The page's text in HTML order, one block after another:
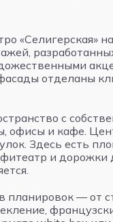
«Селигерская»
отделаны
с
офисы и кафе.
Здесь есть
и
планировок — от